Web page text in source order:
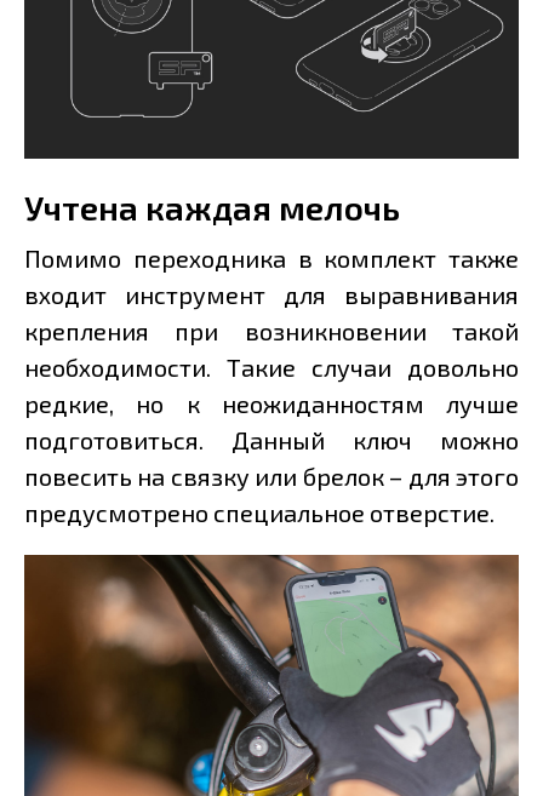
Учтена каждая мелочь
Помимо переходника в комплект также
входит инструмент для выравнивания
крепления при возникновении такой
необходимости. Такие случаи довольно
редкие, но к неожиданностям лучше
подготовиться. Данный ключ можно
повесить на связку или брелок – для этого
предусмотрено специальное отверстие.